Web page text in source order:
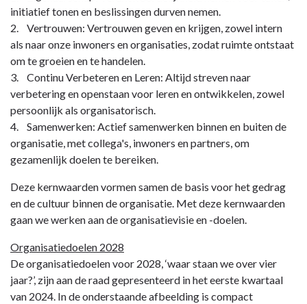
initiatief tonen en beslissingen durven nemen.
2. Vertrouwen: Vertrouwen geven en krijgen, zowel intern
als naar onze inwoners en organisaties, zodat ruimte ontstaat
om te groeien en te handelen.
3. Continu Verbeteren en Leren: Altijd streven naar
verbetering en openstaan voor leren en ontwikkelen, zowel
persoonlijk als organisatorisch.
4. Samenwerken: Actief samenwerken binnen en buiten de
organisatie, met collega's, inwoners en partners, om
gezamenlijk doelen te bereiken.
Deze kernwaarden vormen samen de basis voor het gedrag
en de cultuur binnen de organisatie. Met deze kernwaarden
gaan we werken aan de organisatievisie en -doelen.
Organisatiedoelen 2028
De organisatiedoelen voor 2028, ‘waar staan we over vier
jaar?’, zijn aan de raad gepresenteerd in het eerste kwartaal
van 2024. In de onderstaande afbeelding is compact